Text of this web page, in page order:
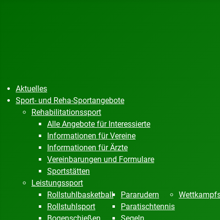
Aktuelles
Sport- und Reha-Sportangebote
Rehabilitationssport
Alle Angebote für Interessierte
Informationen für Vereine
Informationen für Ärzte
Vereinbarungen und Formulare
Sportstätten
Leistungssport
Rollstuhlbasketball
Rollstuhlsport
Pararudern
Paratischtennis